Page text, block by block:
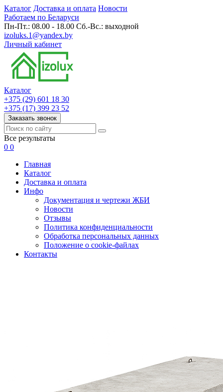
Каталог Доставка и оплата Новости
Работаем по Беларуси
Пн-Пт.: 08.00 - 18.00 Сб.-Вс.: выходной
izoluks.1@yandex.by
Личный кабинет
Каталог
+375 (29) 601 18 30
+375 (17) 399 23 52
Заказать звонок
Все результаты
0 0
Главная
Каталог
Доставка и оплата
Инфо
Документация и чертежи ЖБИ
Новости
Отзывы
Политика конфиденциальности
Обработка персональных данных
Положение о cookie-файлах
Контакты